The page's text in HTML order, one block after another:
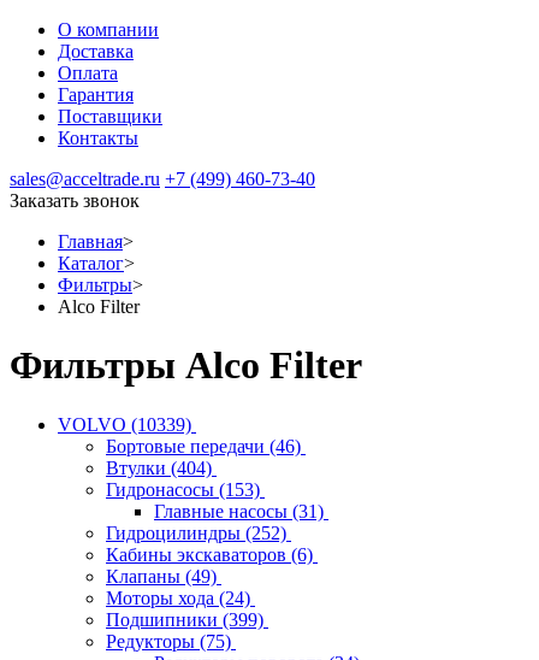
О компании
Доставка
Оплата
Гарантия
Поставщики
Контакты
sales@acceltrade.ru +7 (499) 460-73-40
Заказать звонок
Главная>
Каталог>
Фильтры>
Alco Filter
Фильтры Alco Filter
VOLVO (10339)
Бортовые передачи (46)
Втулки (404)
Гидронасосы (153)
Главные насосы (31)
Гидроцилиндры (252)
Кабины экскаваторов (6)
Клапаны (49)
Моторы хода (24)
Подшипники (399)
Редукторы (75)